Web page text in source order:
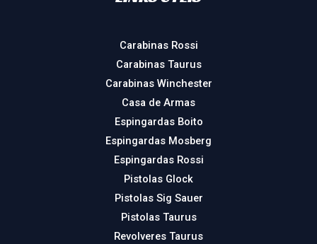
Carabinas Rossi
Carabinas Taurus
Carabinas Winchester
Casa de Armas
Espingardas Boito
Espingardas Mosberg
Espingardas Rossi
Pistolas Glock
Pistolas Sig Sauer
Pistolas Taurus
Revolveres Taurus